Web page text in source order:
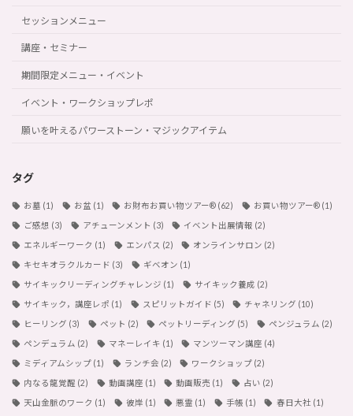
セッションメニュー
講座・セミナー
期間限定メニュー・イベント
イベント・ワークショップレポ
願いを叶えるパワーストーン・マジックアイテム
タグ
お墓 (1) お盆 (1) お財布お買い物ツアー®︎ (62) お買い物ツアー®︎(1)
ご感想 (3) アチューンメント (3) イベント出展情報 (2)
エネルギーワーク (1) エンパス (2) オンラインサロン (2)
キセキオラクルカード (3) ギベオン (1)
サイキックリーディングチャレンジ (1) サイキック養成 (2)
サイキック，講座レポ (1) スピリットガイド (5) チャネリング (10)
ヒーリング (3) ペット (2) ペットリーディング (5) ペンジュラム (2)
ペンデュラム (2) マネーレイキ (1) マンツーマン講座 (4)
ミディアムシップ (1) ランチ会 (2) ワークショップ (2)
内なる龍覚醒 (2) 動画講座 (1) 動画販売 (1) 占い (2)
天山金脈のワーク (1) 彼岸 (1) 悪霊 (1) 手帳 (1) 春日大社 (1)